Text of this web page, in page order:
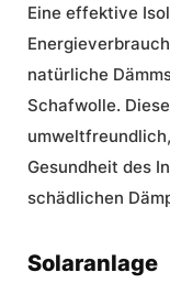
Eine effektive
natürliche
Schafwolle.
Gesundheit des
schädlichen
Solaranlage